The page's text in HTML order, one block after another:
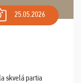
25.05.2026
skvelá partia